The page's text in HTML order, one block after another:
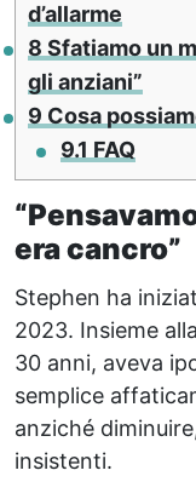
d’allarme
8 Sfatiamo un
gli anziani”
9 Cosa
9.1 FAQ
era cancro”
Stephen ha
2023. Insieme
30 anni, aveva
semplice
anziché
insistenti.